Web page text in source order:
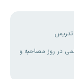
تدریس
در روز مصاحبه و